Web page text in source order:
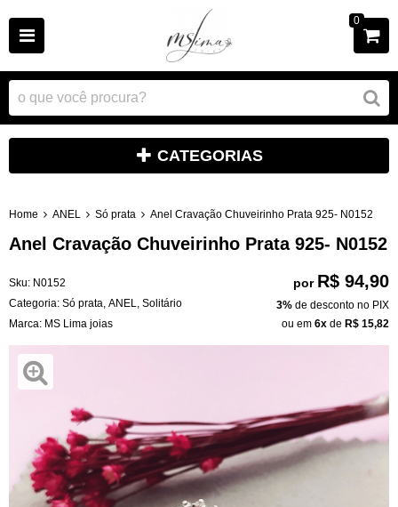
0
CATEGORIAS
Home ANEL Só prata Anel Cravação Chuveirinho Prata 925- N0152
Anel Cravação Chuveirinho Prata 925- N0152
Sku: N0152
Categoria: Só prata ANEL
Solitário
Marca: MS Lima joias
por R$ 94,90
3% de desconto no PIX
ou em 6x de R$ 15,82